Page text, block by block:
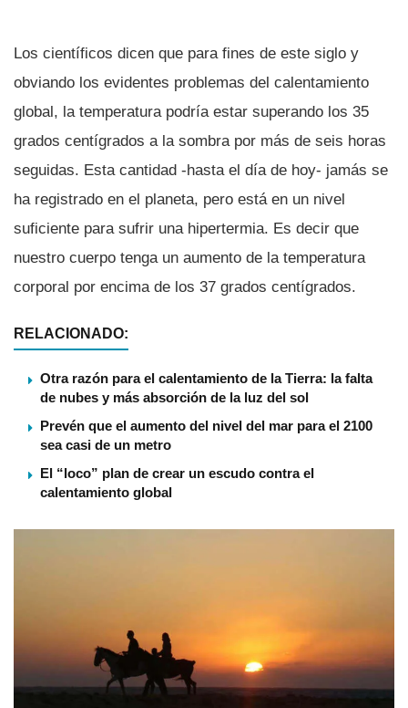
Los cientí­ficos dicen que para fines de este siglo y
obviando los evidentes problemas del calentamiento
global, la temperatura podrí­a estar superando los 35
grados centí­grados a la sombra por más de seis horas
seguidas. Esta cantidad -hasta el dí­a de hoy- jamás se
ha registrado en el planeta, pero está en un nivel
suficiente para sufrir una hipertermia. Es decir que
nuestro cuerpo tenga un aumento de la temperatura
corporal por encima de los 37 grados centí­grados.
RELACIONADO:
Otra razón para el calentamiento de la Tierra: la falta
de nubes y más absorción de la luz del sol
Prevén que el aumento del nivel del mar para el 2100
sea casi de un metro
El “loco” plan de crear un escudo contra el
calentamiento global